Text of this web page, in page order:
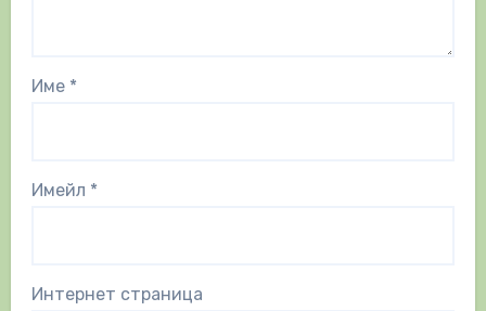
Име *
Имейл *
Интернет страница